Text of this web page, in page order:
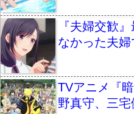
『夫婦交歓
なかった夫
TVアニメ『
野真守、三宅